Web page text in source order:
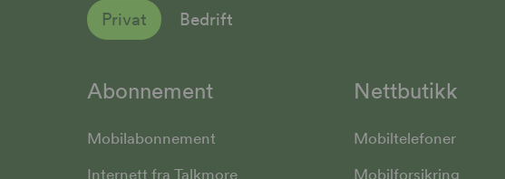
Privat Bedrift
Abonnement
Mobilabonnement
Internett fra Talkmore
Nettbutikk
Mobiltelefoner
Mobilforsikring